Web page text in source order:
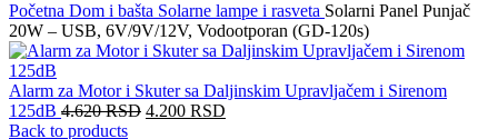
Početna Dom i bašta Solarne lampe i rasveta Solarni Panel Punjač
20W – USB, 6V/9V/12V, Vodootporan (GD-120s)
Alarm za Motor i Skuter sa Daljinskim Upravljačem i Sirenom
125dB 4.620RSD 4.200 RSD
Back to products